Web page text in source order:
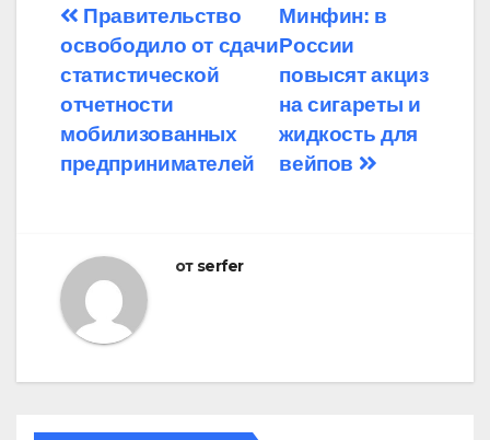
Навигация
по
записям
Минфин: в
России
повысят акциз
на сигареты и
жидкость для
вейпов
Правительство
освободило от сдачи
статистической
отчетности
мобилизованных
предпринимателей
от serfer